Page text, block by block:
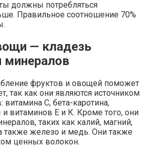
должны потребляться
Правильное соотношение 70%
— кладезь
минералов
фруктов и овощей поможет
так как они являются источником
С, бета-каротина,
витаминов Е и К. Кроме того, они
таких как калий, магний,
также железо и медь. Они также
ценных волокон.